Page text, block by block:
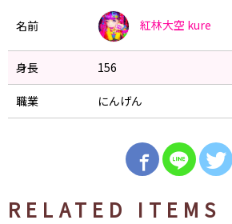
名前 紅林大空 kure
身長 156
職業 にんげん
RELATED ITEMS